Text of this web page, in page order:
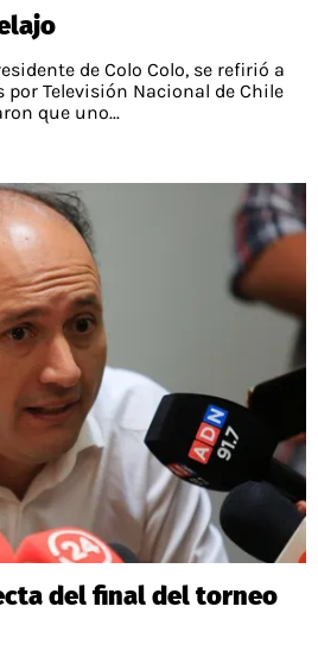
de Colo Colo, se refirió a
Televisión Nacional de Chile
que uno...
del final del torneo